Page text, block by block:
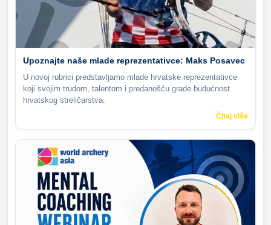
Upoznajte naše mlade reprezentativce: Maks Posavec
U novoj rubrici predstavljamo mlade hrvatske reprezentativce
koji svojim trudom, talentom i predanošću grade budućnost
hrvatskog streličarstva.
Čitaj više